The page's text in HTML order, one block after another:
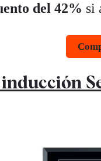
del 42% si